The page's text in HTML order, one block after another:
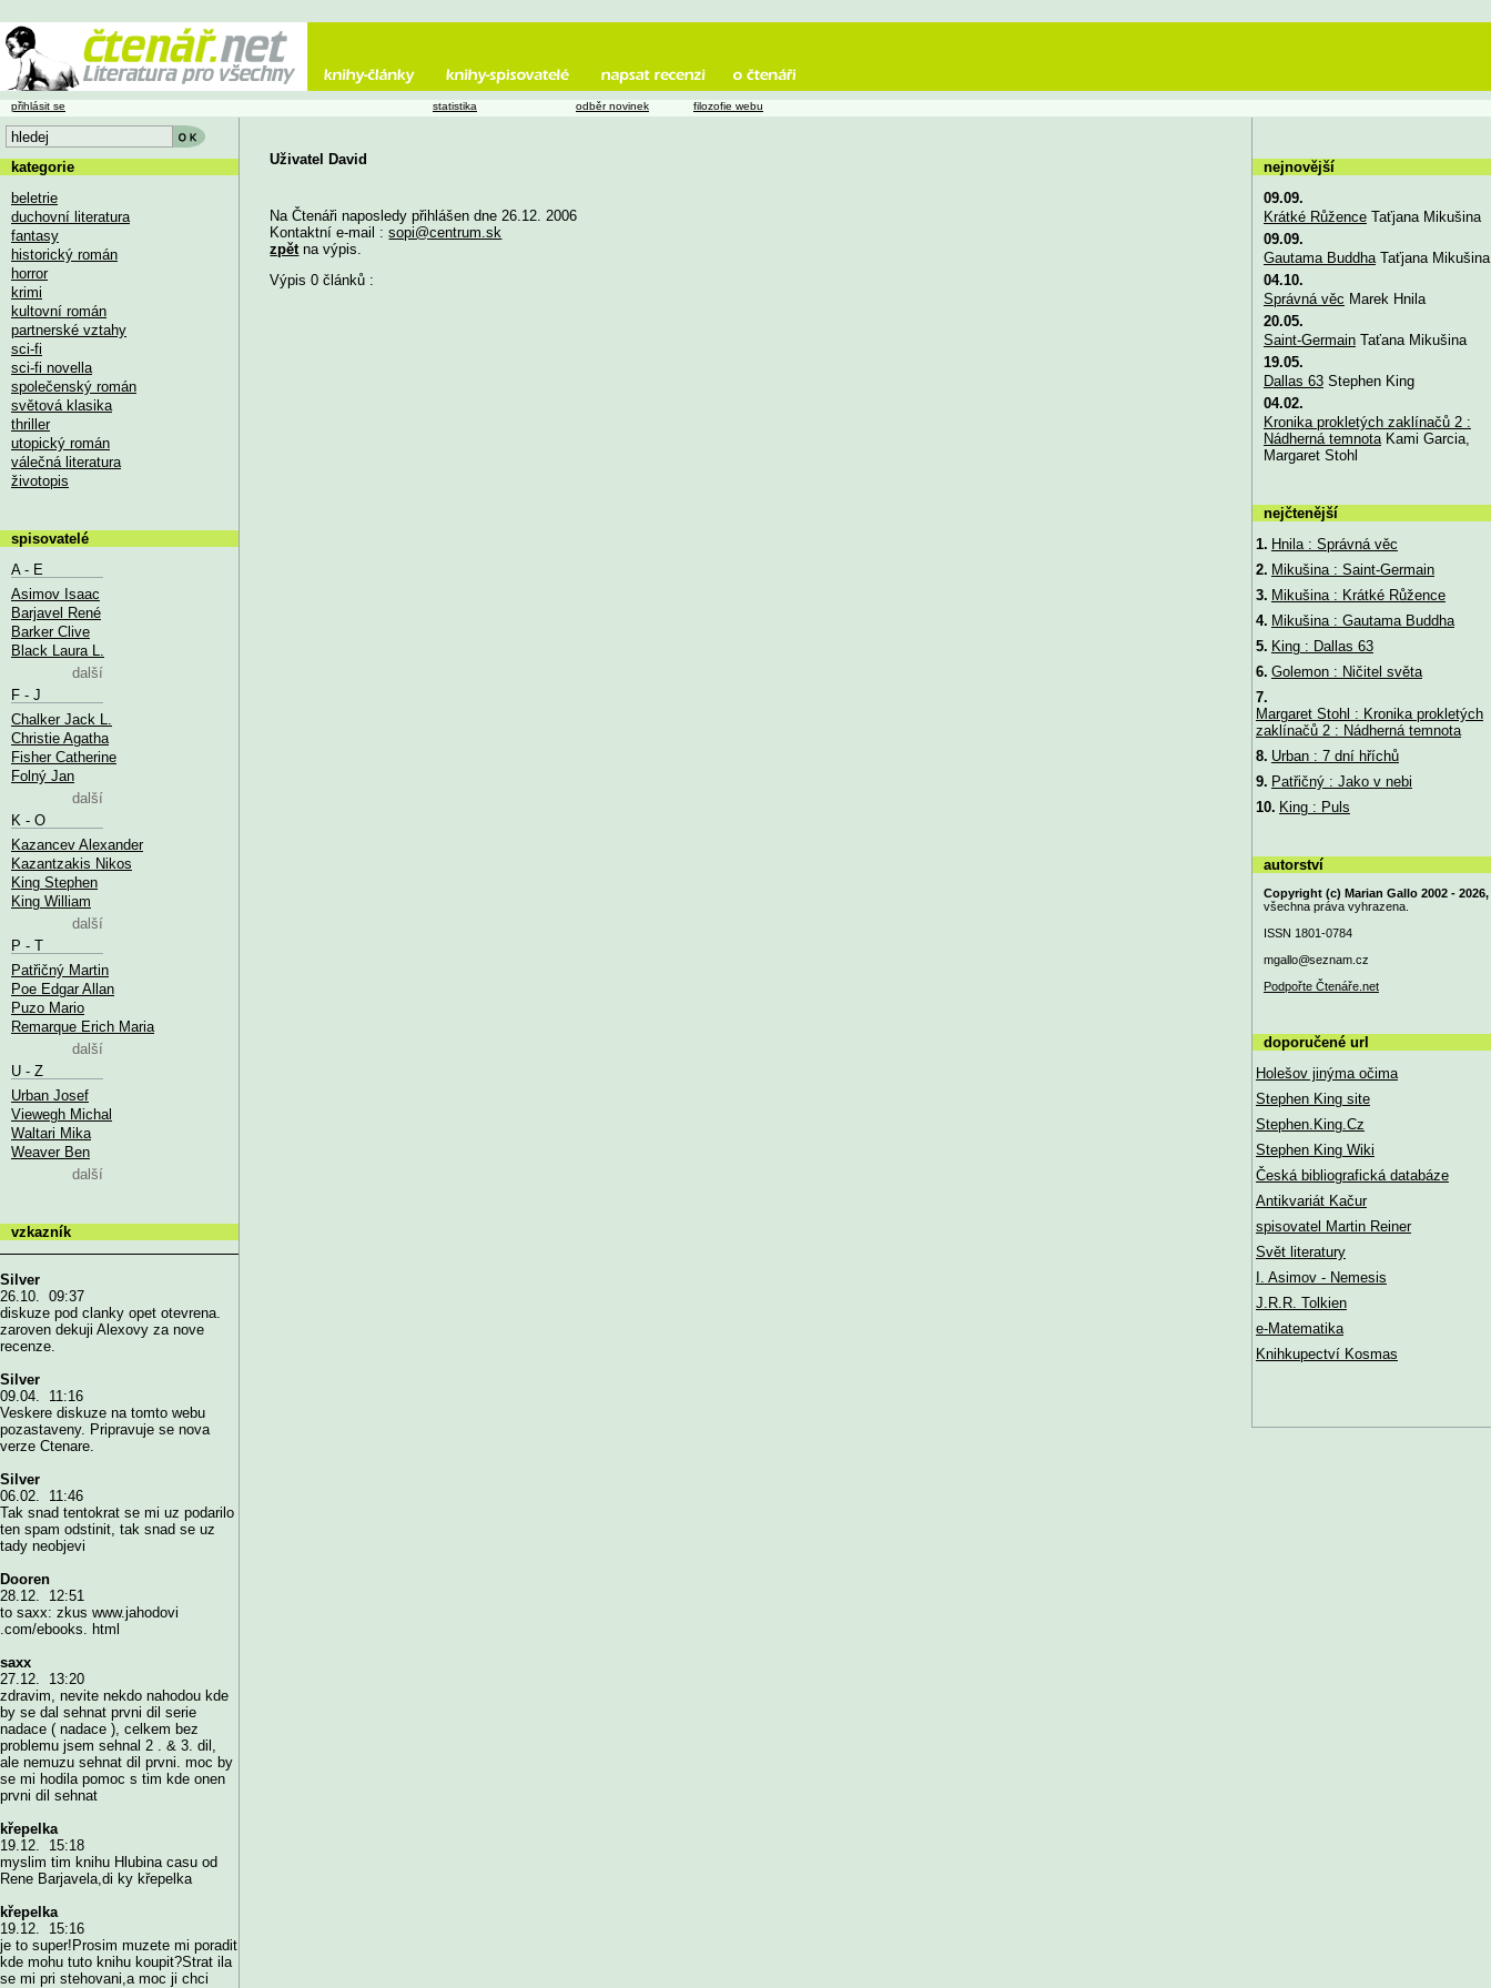
Uživatel David
Na Čtenáři naposledy přihlášen dne 26.12. 2006
Kontaktní e-mail :sopi@centrum.sk
zpět na výpis.
Výpis 0 článků :
přihlásit se statistika odběr novinek filozofie webu
kategorie
beletrie
duchovní literatura
fantasy
historický román
horror
krimi
kultovní román
partnerské vztahy
sci-fi
sci-fi novella
společenský román
světová klasika
thriller
utopický román
válečná literatura
životopis
spisovatelé
A - E
Asimov Isaac
Barjavel René
Barker Clive
Black Laura L.
další
F - J
Chalker Jack L.
Christie Agatha
Fisher Catherine
Folný Jan
další
K - O
Kazancev Alexander
Kazantzakis Nikos
King Stephen
King William
další
P - T
Patřičný Martin
Poe Edgar Allan
Puzo Mario
Remarque Erich Maria
další
U - Z
Urban Josef
Viewegh Michal
Waltari Mika
Weaver Ben
další
vzkazník
Silver
26.10. 09:37
diskuze pod clanky opet otevrena.
zaroven dekuji Alexovy za nove
recenze.
Silver
09.04. 11:16
Veskere diskuze na tomto webu
pozastaveny. Pripravuje se nova
verze Ctenare.
Silver
06.02. 11:46
Tak snad tentokrat se mi uz podarilo
ten spam odstinit, tak snad se uz
tady neobjevi
Dooren
28.12. 12:51
to saxx: zkus www.jahodovi
.com/ebooks. html
saxx
27.12. 13:20
zdravim, nevite nekdo nahodou kde
by se dal sehnat prvni dil serie
nadace ( nadace ), celkem bez
problemu jsem sehnal 2 . & 3. dil,
ale nemuzu sehnat dil prvni. moc by
se mi hodila pomoc s tim kde onen
prvni dil sehnat
křepelka
19.12. 15:18
myslim tim knihu Hlubina casu od
Rene Barjavela,di ky křepelka
křepelka
19.12. 15:16
je to super!Prosim muzete mi poradit
kde mohu tuto knihu koupit?Strat ila
se mi pri stehovani,a moc ji chci
nejnovější
09.09.
Krátké RůženceTaťjana Mikušina
09.09.
Gautama BuddhaTaťjana Mikušina
04.10.
Správná věc Marek Hnila
20.05.
Saint-GermainTaťana Mikušina
19.05.
Dallas 63Stephen King
04.02.
Kronika prokletých zaklínačů 2 :
Nádherná temnotaKami Garcia,
Margaret Stohl
nejčtenější
1. Hnila : Správná věc
2. Mikušina : Saint-Germain
3. Mikušina : Krátké Růžence
4. Mikušina : Gautama Buddha
5. King : Dallas 63
6. Golemon : Ničitel světa
7.
Margaret Stohl : Kronika prokletých
zaklínačů 2 : Nádherná temnota
8. Urban : 7 dní hříchů
9. Patřičný : Jako v nebi
10. King : Puls
autorství
Copyright (c) Marian Gallo 2002 - 2026,
všechna práva vyhrazena.
ISSN 1801-0784
mgallo@seznam.cz
Podpořte Čtenáře.net
doporučené url
Holešov jinýma očima
Stephen King site
Stephen.King.Cz
Stephen King Wiki
Česká bibliografická databáze
Antikvariát Kačur
spisovatel Martin Reiner
Svět literatury
I. Asimov - Nemesis
J.R.R. Tolkien
e-Matematika
Knihkupectví Kosmas